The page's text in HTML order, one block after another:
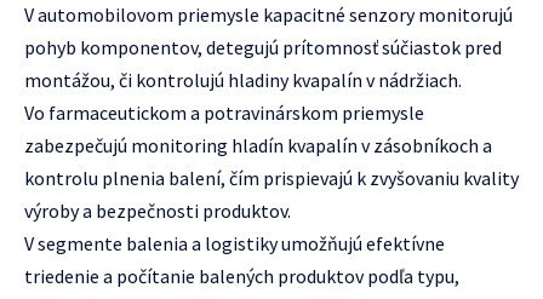
V automobilovom priemysle kapacitné senzory monitorujú
pohyb komponentov, detegujú prítomnosť súčiastok pred
montážou, či kontrolujú hladiny kvapalín v nádržiach.
Vo farmaceutickom a potravinárskom priemysle
zabezpečujú monitoring hladín kvapalín v zásobníkoch a
kontrolu plnenia balení, čím prispievajú k zvyšovaniu kvality
výroby a bezpečnosti produktov.
V segmente balenia a logistiky umožňujú efektívne
triedenie a počítanie balených produktov podľa typu,